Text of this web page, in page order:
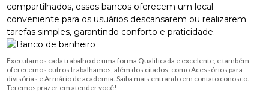
compartilhados, esses bancos oferecem um local
conveniente para os usuários descansarem ou realizarem
tarefas simples, garantindo conforto e praticidade.
Executamos cada trabalho de uma forma Qualificada e excelente, e também
oferecemos outros trabalhamos, além dos citados, como Acessórios para
divisórias e Armário de academia. Saiba mais entrando em contato conosco.
Teremos prazer em atender você!